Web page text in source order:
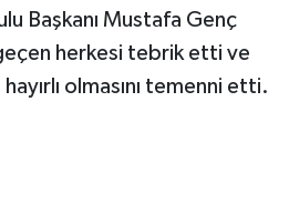
Başkanı Mustafa Genç
herkesi tebrik etti ve
olmasını temenni etti.